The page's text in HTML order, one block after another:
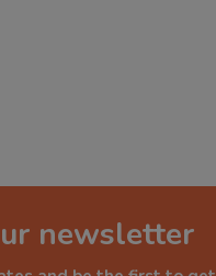
newsletter